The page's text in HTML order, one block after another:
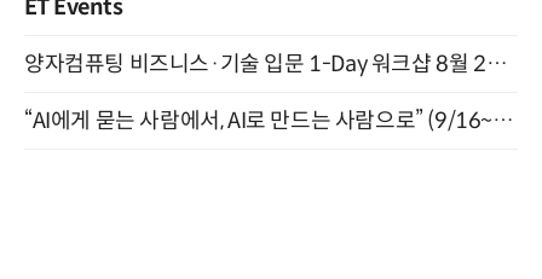
ET Events
양자컴퓨팅 비즈니스·기술 입문 1-Day 워크샵 8월 28일 개최
“AI에게 묻는 사람에서, AI로 만드는 사람으로” (9/16~17)